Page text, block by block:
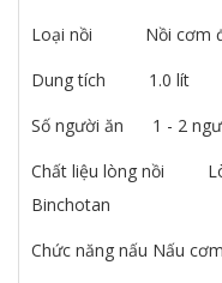
Loại nồi Nồi cơm
Dung tích 1.0 lít
Số người ăn 1 - 2
Chất liệu lòng nồi
Binchotan
Chức năng nấu Nấu